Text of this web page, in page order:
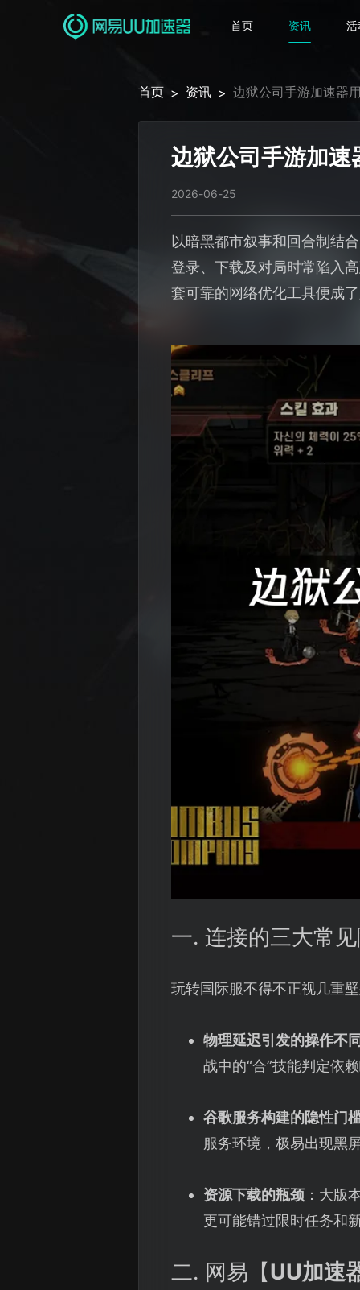
首页 资讯
首页 > 资讯 > 边狱公司手游加速器
边狱公司手游加
2026-06-25
以暗黑都市叙事和回合制结
登录、下载及对局时常陷入
套可靠的网络优化工具便成
一. 连接的三大常
玩转国际服不得不正视几重
物理延迟引发的操作不
战中的“合”技能判定依
谷歌服务构建的隐性门
服务环境，极易出现黑
资源下载的瓶颈：大版
更可能错过限时任务和
二. 网易【UU加速